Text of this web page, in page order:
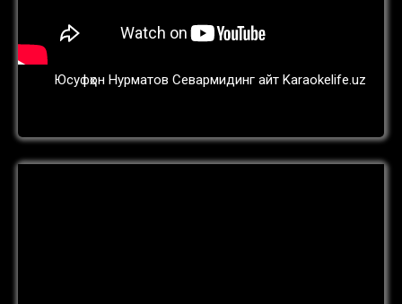
Юсуфҳон Нурматов Севармидинг айт Karaokelife.uz